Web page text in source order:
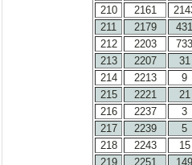
210
2161
211
2179 431
212
2203 733
213
2207 31
214
2213 9
215
2221 21
216
2237 3
217
2239 5
218
2243 15
219
2251 149